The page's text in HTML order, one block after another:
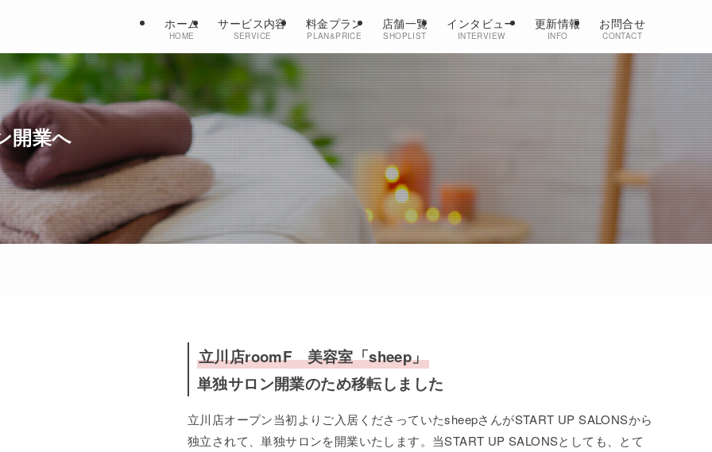
ホーム
HOME
サービス内容
SERVICE
料金プラン
PLAN&PRICE
店舗一覧
SHOPLIST
インタビュー
INTERVIEW
更新情報
INFO
お問合せ
CONTACT
開業へ
立川店roomF 美容室「sheep」
単独サロン開業のため移転しました
立川店オープン当初よりご入居くださっていたsheepさんがSTART UP SALONSから
独立されて、単独サロンを開業いたします。当START UP SALONSとしても、とて